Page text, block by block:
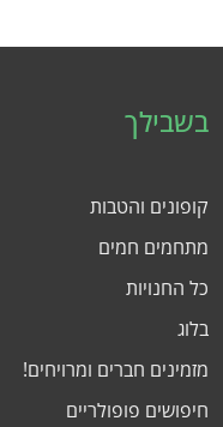
בשבילך
קופונים והטבות
מתחמים חמים
כל החנויות
בלוג
מזמינים חברים ומרויחים!
חיפושים פופולריים